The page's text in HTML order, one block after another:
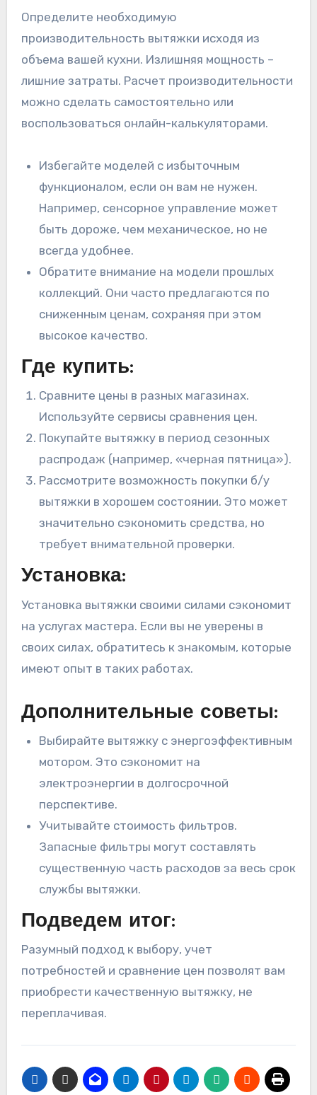
Определите необходимую
производительность вытяжки исходя из
объема вашей кухни. Излишняя мощность –
лишние затраты. Расчет производительности
можно сделать самостоятельно или
воспользоваться онлайн-калькуляторами.
Избегайте моделей с избыточным
функционалом, если он вам не нужен.
Например, сенсорное управление может
быть дороже, чем механическое, но не
всегда удобнее.
Обратите внимание на модели прошлых
коллекций. Они часто предлагаются по
сниженным ценам, сохраняя при этом
высокое качество.
Где купить:
Сравните цены в разных магазинах.
Используйте сервисы сравнения цен.
Покупайте вытяжку в период сезонных
распродаж (например, «черная пятница»).
Рассмотрите возможность покупки б/у
вытяжки в хорошем состоянии. Это может
значительно сэкономить средства, но
требует внимательной проверки.
Установка:
Установка вытяжки своими силами сэкономит
на услугах мастера. Если вы не уверены в
своих силах, обратитесь к знакомым, которые
имеют опыт в таких работах.
Дополнительные советы:
Выбирайте вытяжку с энергоэффективным
мотором. Это сэкономит на
электроэнергии в долгосрочной
перспективе.
Учитывайте стоимость фильтров.
Запасные фильтры могут составлять
существенную часть расходов за весь срок
службы вытяжки.
Подведем итог:
Разумный подход к выбору, учет
потребностей и сравнение цен позволят вам
приобрести качественную вытяжку, не
переплачивая.